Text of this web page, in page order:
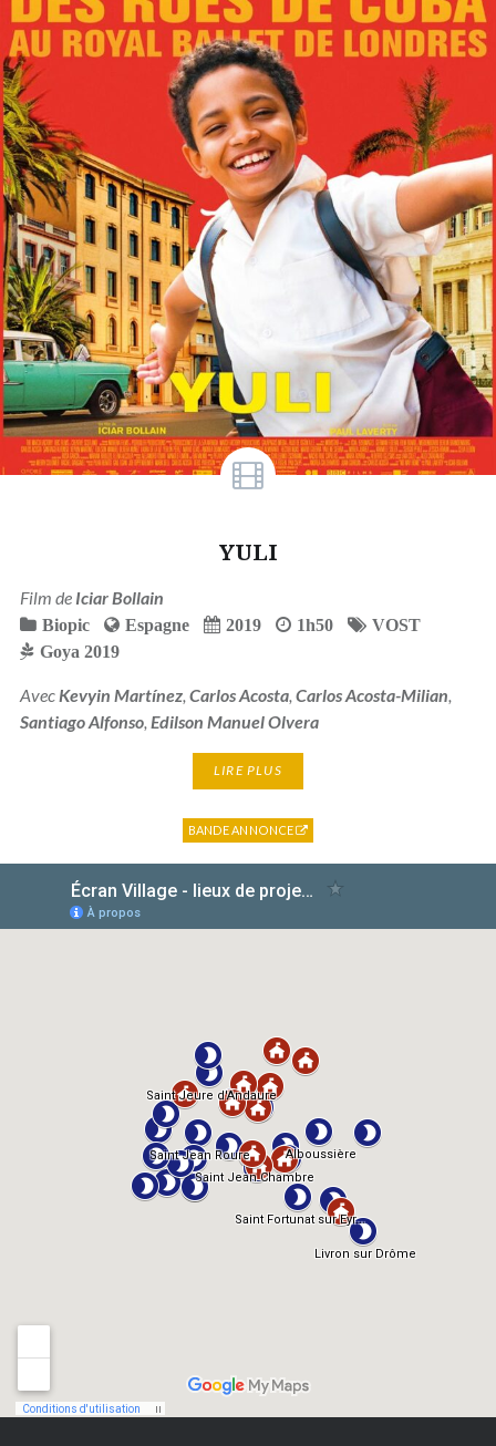
YULI
Film de Iciar Bollain
Biopic Espagne 2019 1h50
VOST
Goya 2019
AvecKevyin Martínez, Carlos Acosta, Carlos Acosta-Milian,
Santiago Alfonso, Edilson Manuel Olvera
LIRE PLUS
BANDE ANNONCE